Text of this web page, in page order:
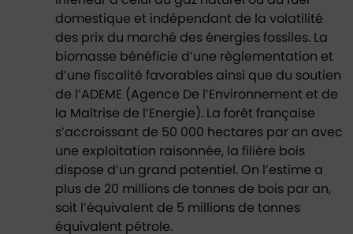
domestique et indépendant de la volatilité
des prix du marché des énergies fossiles. La
biomasse bénéficie d’une règlementation et
d’une fiscalité favorables ainsi que du soutien
de l’ADEME (Agence De l’Environnement et de
la Maîtrise de l’Energie). La forêt française
s’accroissant de 50 000 hectares par an avec
une exploitation raisonnée, la filière bois
dispose d’un grand potentiel. On l’estime a
plus de 20 millions de tonnes de bois par an,
soit l’équivalent de 5 millions de tonnes
équivalent pétrole.